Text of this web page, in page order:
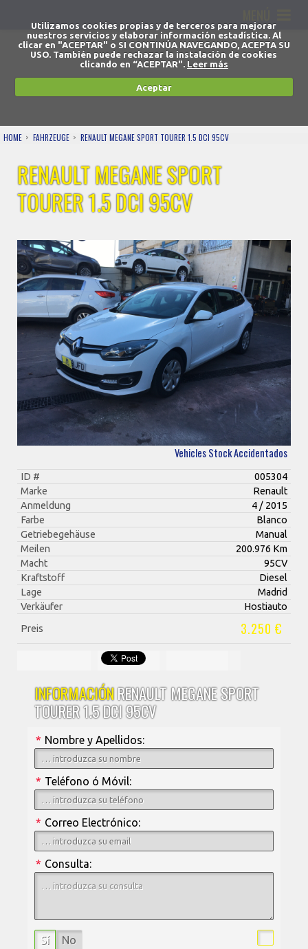
Utilizamos cookies propias y de terceros para mejorar
nuestros servicios y elaborar información estadística. Al
clicar en "ACEPTAR" o SI CONTINÚA NAVEGANDO, ACEPTA SU
USO. También puede rechazar la instalación de cookies
clicando en “ACEPTAR". Leer más
Aceptar
HOME FAHRZEUGE RENAULT MEGANE SPORT TOURER 1.5 DCI 95CV
RENAULT MEGANE SPORT
TOURER 1.5 DCI 95CV
Vehicles Stock Accidentados
ID #
005304
Marke
Renault
Anmeldung
4 / 2015
Farbe
Blanco
Getriebegehäuse
Manual
Meilen
200.976 Km
Macht
95CV
Kraftstoff
Diesel
Lage
Madrid
Verkäufer
Hostiauto
Preis
3.250 €
INFORMACIÓNRENAULT MEGANE SPORT
TOURER 1.5 DCI 95CV
Nombre y Apellidos:
*
Teléfono ó Móvil:
*
Correo Electrónico:
*
Consulta:
*
Sí No